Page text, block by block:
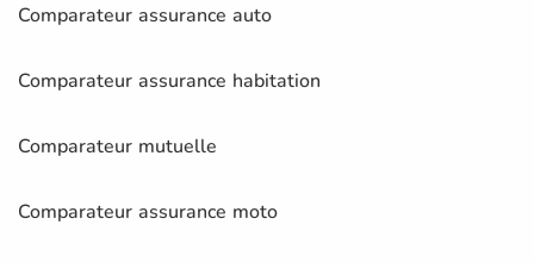
Comparateur assurance auto
Comparateur assurance habitation
Comparateur mutuelle
Comparateur assurance moto